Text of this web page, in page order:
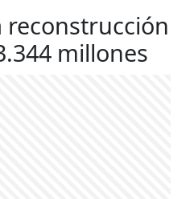
millones